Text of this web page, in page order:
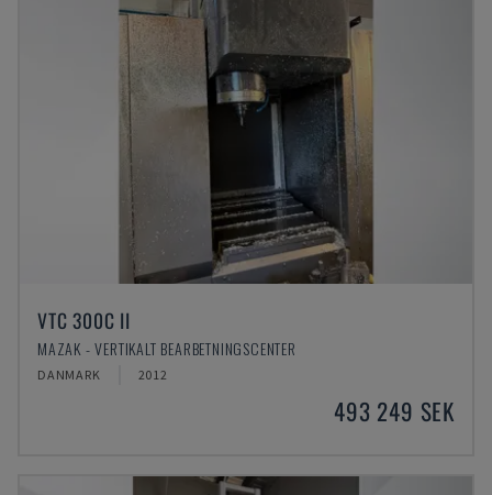
VTC 300C II
MAZAK - VERTIKALT BEARBETNINGSCENTER
DANMARK 2012
493 249 SEK